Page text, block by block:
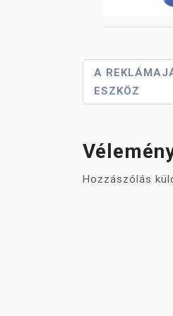
A
ESZKÖZ
Hozzászólás